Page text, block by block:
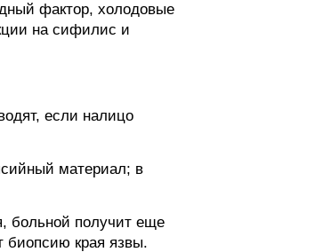
фактор, холодовые
на сифилис и
если налицо
материал; в
больной получит еще
биопсию края язвы.